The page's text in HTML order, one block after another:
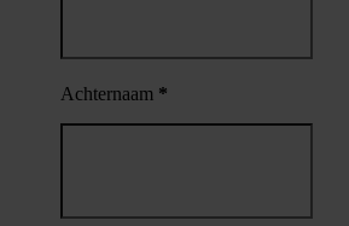
Achternaam *